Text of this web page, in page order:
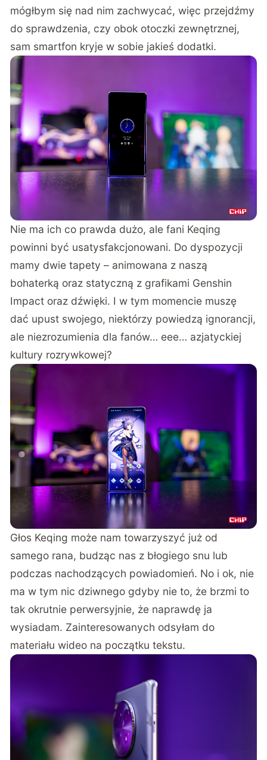
mógłbym się nad nim zachwycać, więc przejdźmy
do sprawdzenia, czy obok otoczki zewnętrznej,
sam smartfon kryje w sobie jakieś dodatki.
Nie ma ich co prawda dużo, ale fani Keqing
powinni być usatysfakcjonowani. Do dyspozycji
mamy dwie tapety – animowana z naszą
bohaterką oraz statyczną z grafikami Genshin
Impact oraz dźwięki. I w tym momencie muszę
dać upust swojego, niektórzy powiedzą ignorancji,
ale niezrozumienia dla fanów… eee… azjatyckiej
kultury rozrywkowej?
Głos Keqing może nam towarzyszyć już od
samego rana, budząc nas z błogiego snu lub
podczas nachodzących powiadomień. No i ok, nie
ma w tym nic dziwnego gdyby nie to, że brzmi to
tak okrutnie perwersyjnie, że naprawdę ja
wysiadam. Zainteresowanych odsyłam do
materiału wideo na początku tekstu.